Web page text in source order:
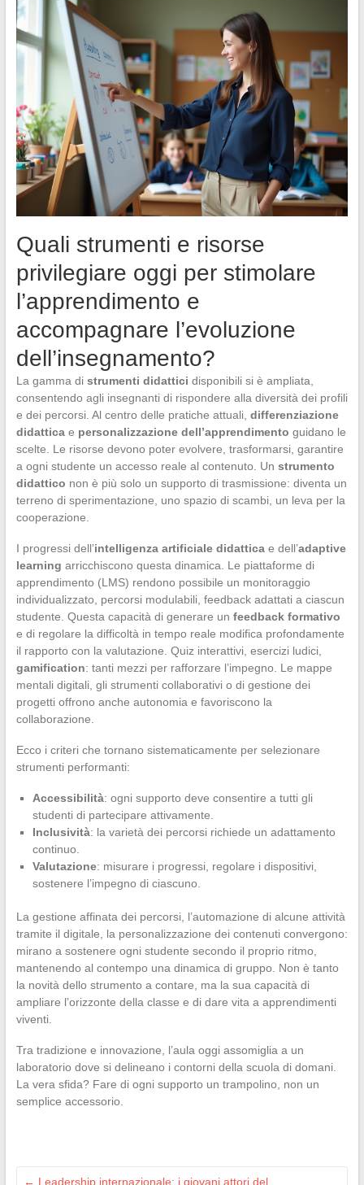
Quali strumenti e risorse
privilegiare oggi per stimolare
l’apprendimento e
accompagnare l’evoluzione
dell’insegnamento?
La gamma di strumenti didattici disponibili si è ampliata,
consentendo agli insegnanti di rispondere alla diversità dei profili
e dei percorsi. Al centro delle pratiche attuali, differenziazione
didatticae personalizzazione dell’apprendimento guidano le
scelte. Le risorse devono poter evolvere, trasformarsi, garantire
a ogni studente un accesso reale al contenuto. Un strumento
didattico non è più solo un supporto di trasmissione: diventa un
terreno di sperimentazione, uno spazio di scambi, un leva per la
cooperazione.
I progressi dell’intelligenza artificiale didatticae dell’adaptive
learning arricchiscono questa dinamica. Le piattaforme di
apprendimento (LMS) rendono possibile un monitoraggio
individualizzato, percorsi modulabili, feedback adattati a ciascun
studente. Questa capacità di generare un feedback formativo
e di regolare la difficoltà in tempo reale modifica profondamente
il rapporto con la valutazione. Quiz interattivi, esercizi ludici,
gamification: tanti mezzi per rafforzare l’impegno. Le mappe
mentali digitali, gli strumenti collaborativi o di gestione dei
progetti offrono anche autonomia e favoriscono la
collaborazione.
Ecco i criteri che tornano sistematicamente per selezionare
strumenti performanti:
Accessibilità: ogni supporto deve consentire a tutti gli
studenti di partecipare attivamente.
Inclusività: la varietà dei percorsi richiede un adattamento
continuo.
Valutazione: misurare i progressi, regolare i dispositivi,
sostenere l’impegno di ciascuno.
La gestione affinata dei percorsi, l’automazione di alcune attività
tramite il digitale, la personalizzazione dei contenuti convergono:
mirano a sostenere ogni studente secondo il proprio ritmo,
mantenendo al contempo una dinamica di gruppo. Non è tanto
la novità dello strumento a contare, ma la sua capacità di
ampliare l’orizzonte della classe e di dare vita a apprendimenti
viventi.
Tra tradizione e innovazione, l’aula oggi assomiglia a un
laboratorio dove si delineano i contorni della scuola di domani.
La vera sfida? Fare di ogni supporto un trampolino, non un
semplice accessorio.
← Leadership internazionale: i giovani attori del